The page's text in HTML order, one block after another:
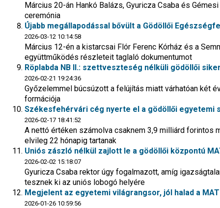
Március 20-án Hankó Balázs, Gyuricza Csaba és
ceremónia
Újabb megállapodással bővült a Gödöllői
2026-03-12 10:14:58
Március 12-én a kistarcsai Flór Ferenc Kórház és a
együttműködés részleteit taglaló dokumentumot
Röplabda NB II.: szettveszteség nélküli gödöllői
2026-02-21 19:24:36
Győzelemmel búcsúzott a felújítás miatt várhatóan két
formációja
Székesfehérvári cég nyerte el a gödöllői
2026-02-17 18:41:52
A nettó értéken számolva csaknem 3,9 milliárd forintos
elvileg 22 hónapig tartanak
Uniós zászló nélkül zajlott le a gödöllői központú
2026-02-02 15:18:07
Gyuricza Csaba rektor úgy fogalmazott, amíg
tesznek ki az uniós lobogó helyére
Megjelent az egyetemi világrangsor, jól halad a
2026-01-26 10:59:56